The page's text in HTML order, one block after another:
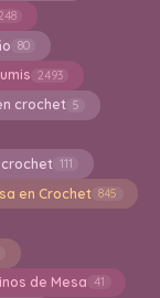
80
2493
crochet 5
111
en Crochet 845
de Mesa 41